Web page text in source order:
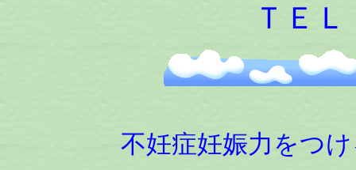
ＴＥＬ
不妊症妊娠力をつ